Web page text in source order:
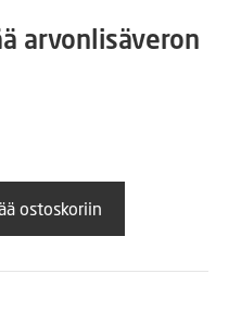
arvonlisäveron
ostoskoriin